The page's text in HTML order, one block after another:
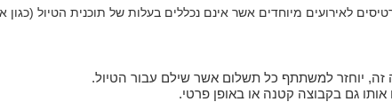
לאירועים מיוחדים אשר אינם נכללים בעלות של תוכנית הטיול
יוחזר למשתתף כל תשלום אשר שילם עבור הטיול.
אותו גם בקבוצה קטנה או באופן פרטי.